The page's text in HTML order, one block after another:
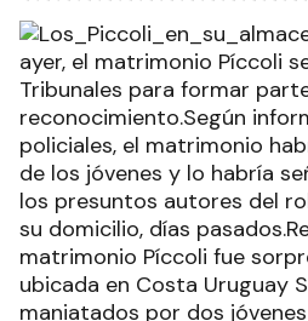
ayer, el matrimonio Píccoli
Tribunales para formar
reconocimiento.Según
policiales, el matrimonio
de los jóvenes y lo habría
los presuntos autores del
su domicilio, días
matrimonio Píccoli fue
ubicada en Costa Uruguay
maniatados por dos